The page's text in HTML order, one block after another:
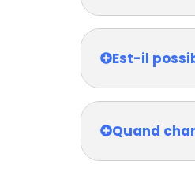
Est-il
Quand